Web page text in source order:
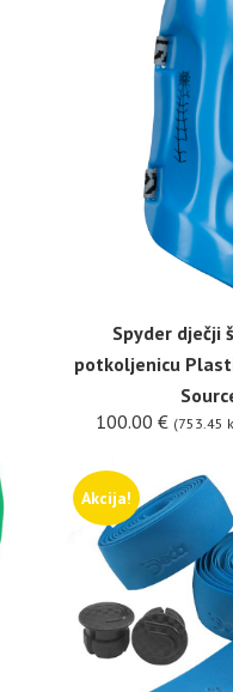
Spyder dječji
potkoljenicu
100.00 € (753.45
Akcija!